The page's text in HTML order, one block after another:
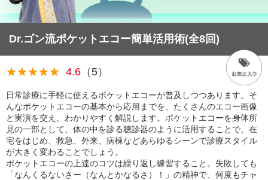
Dr.ゴン流ポケットエコー簡単活用術(全8回)
★★★★★
★★★★★ 4.6 （5）
日常診療に手軽に使えるポケットエコーが普及しつつあります。そ
んなポケットエコーの基本から応用までを、たくさんのエコー画像
と実演を交え、わかりやすく解説します。ポケットエコーを身体所
見の一部として、体の中を診る聴診器のように活用することで、在
宅をはじめ、救急、外来、病棟などあらゆるシーンで診療スタイル
が大きく変わることでしょう。
ポケットエコーの上達のコツは繰り返し練習すること。失敗しても
「なんくるないさー（なんとかなるさ）！」の精神で、何度もチャ